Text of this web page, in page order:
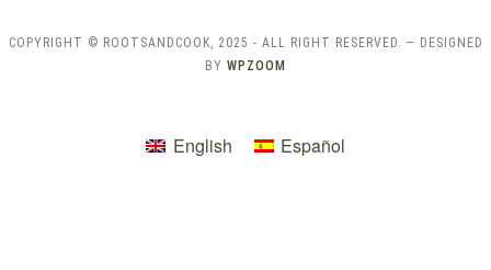
COPYRIGHT © ROOTSANDCOOK, 2025 - ALL RIGHT RESERVED. — DESIGNED
BY WPZOOM
English Español